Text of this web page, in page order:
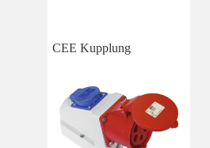
CEE Kupplung